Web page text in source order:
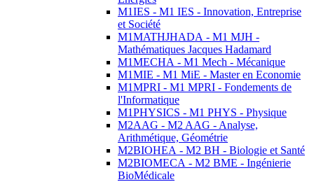
M1IES - M1 IES - Innovation, Entreprise
et Société
M1MATHJHADA - M1 MJH -
Mathématiques Jacques Hadamard
M1MECHA - M1 Mech - Mécanique
M1MIE - M1 MiE - Master en Economie
M1MPRI - M1 MPRI - Fondements de
l'Informatique
M1PHYSICS - M1 PHYS - Physique
M2AAG - M2 AAG - Analyse,
Arithmétique, Géométrie
M2BIOHEA - M2 BH - Biologie et Santé
M2BIOMECA - M2 BME - Ingénierie
BioMédicale